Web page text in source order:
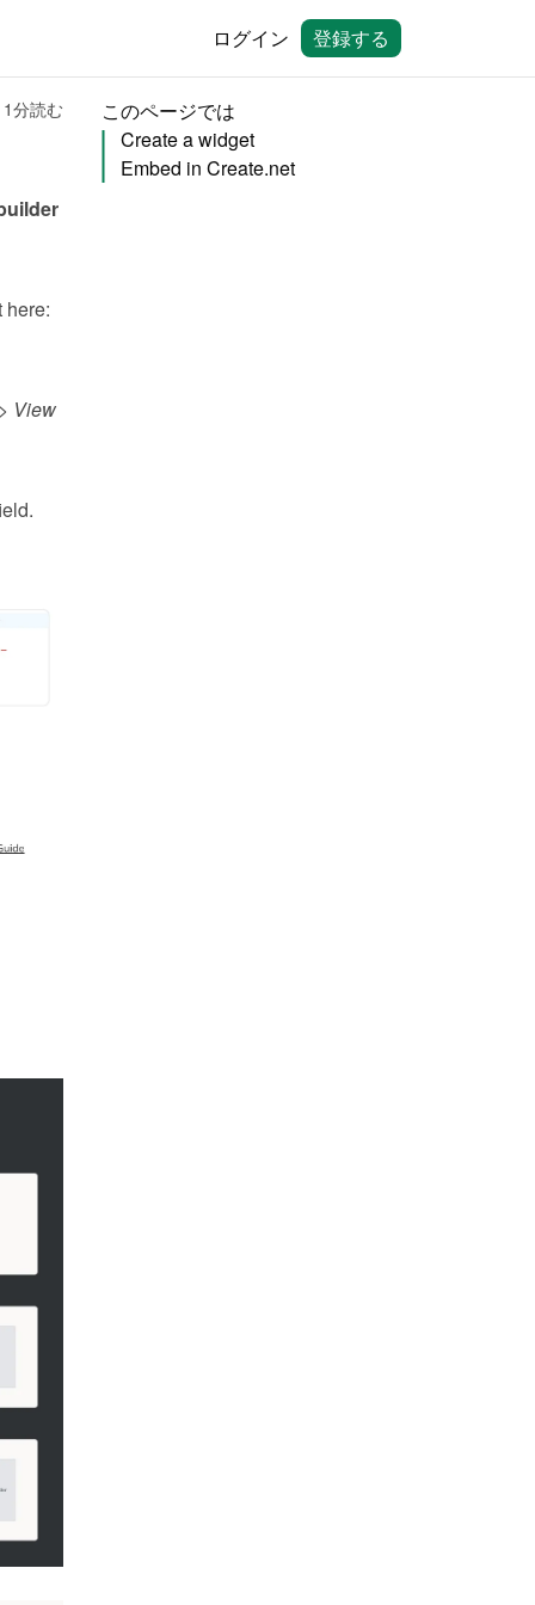
ログイン 登録する
1分読む
You can embed calendars from Bookingmood in the no-code website builder
View
このページでは
Create a widget
Embed in Create.net